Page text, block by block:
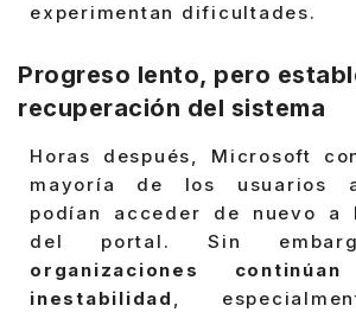
experimentan dificultades.
Progreso lento, pero
recuperación del sistema
Horas después, Microsoft
mayoría de los usuarios
podían acceder de nuevo a
del portal. Sin
organizaciones
inestabilidad ,